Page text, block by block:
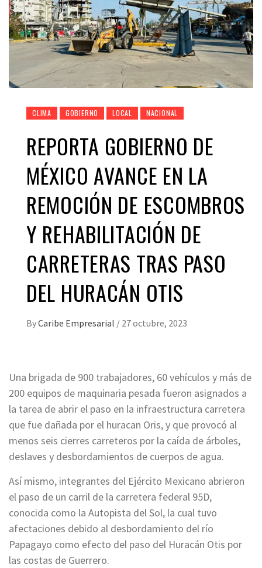
CLIMA GOBIERNO LOCAL NACIONAL
REPORTA GOBIERNO DE
MÉXICO AVANCE EN LA
REMOCIÓN DE ESCOMBROS
Y REHABILITACIÓN DE
CARRETERAS TRAS PASO
DEL HURACÁN OTIS
ByCaribe Empresarial / 27 octubre, 2023
Una brigada de 900 trabajadores, 60 vehículos y más de
200 equipos de maquinaria pesada fueron asignados a
la tarea de abrir el paso en la infraestructura carretera
que fue dañada por el huracan Oris, y que provocó al
menos seis cierres carreteros por la caída de árboles,
deslaves y desbordamientos de cuerpos de agua.
Así mismo, integrantes del Ejército Mexicano abrieron
el paso de un carril de la carretera federal 95D,
conocida como la Autopista del Sol, la cual tuvo
afectaciones debido al desbordamiento del río
Papagayo como efecto del paso del Huracán Otis por
las costas de Guerrero.